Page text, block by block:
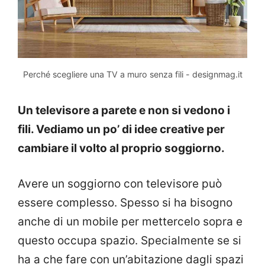
Perché scegliere una TV a muro senza fili - designmag.it
Un televisore a parete e non si vedono i
fili. Vediamo un po’ di idee creative per
cambiare il volto al proprio soggiorno.
Avere un soggiorno con televisore può
essere complesso. Spesso si ha bisogno
anche di un mobile per mettercelo sopra e
questo occupa spazio. Specialmente se si
ha a che fare con un’abitazione dagli spazi